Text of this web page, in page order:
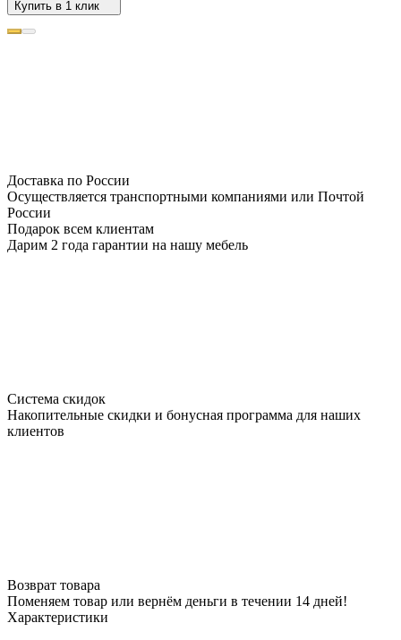
Купить в 1 клик
Доставка по России
Осуществляется транспортными компаниями или Почтой
России
Подарок всем клиентам
Дарим 2 года гарантии на нашу мебель
Система скидок
Накопительные скидки и бонусная программа для наших
клиентов
Возврат товара
Поменяем товар или вернём деньги в течении 14 дней!
Характеристики